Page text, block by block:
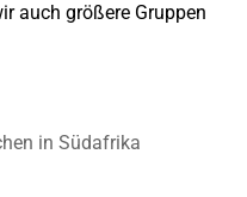
auch größere Gruppen
in Südafrika